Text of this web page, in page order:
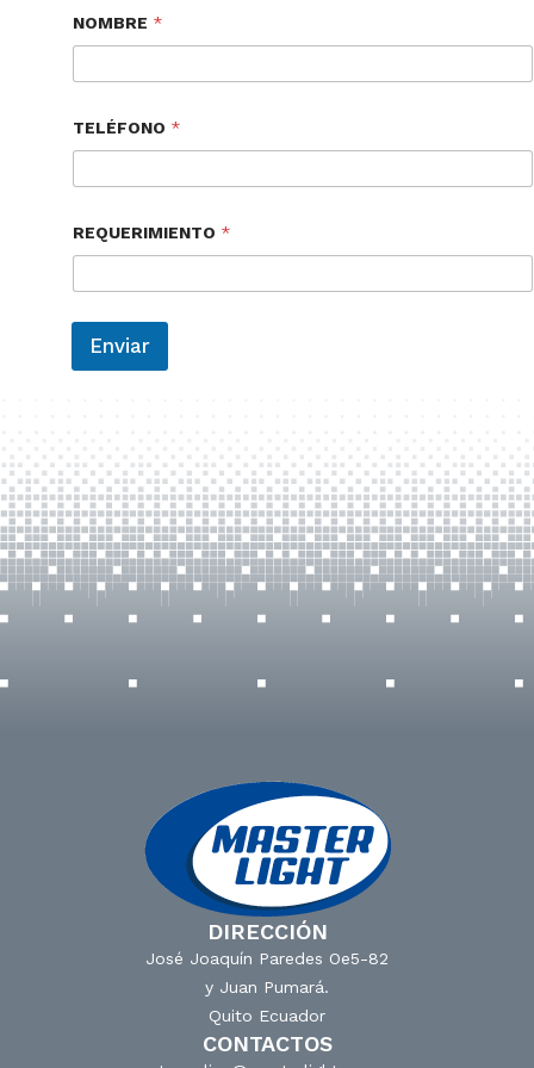
NOMBRE *
TELÉFONO *
REQUERIMIENTO *
Enviar
DIRECCIÓN
José Joaquín Paredes Oe5-82
y Juan Pumará.
Quito Ecuador
CONTACTOS